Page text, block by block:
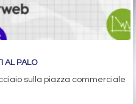
AL PALO
sulla piazza commerciale